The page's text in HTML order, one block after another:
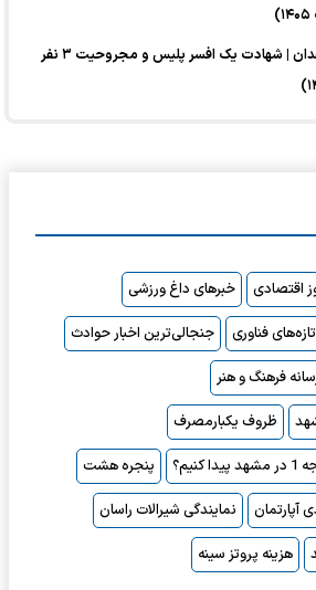
حادثه تروریستی در زاهدان | شهادت یک افسر پلیس و مجروحیت ۳ نفر
اقتصادی
خبرهای داغ ورزشی
تازه‌های فناوری
جنجالی‌ترین اخبار حوادث
فرهنگ و هنر
ظروف یکبارمصرف
پنجره هشت
آپارتمان
نمایندگی شیرالات راسان
هزینه پروتز سینه